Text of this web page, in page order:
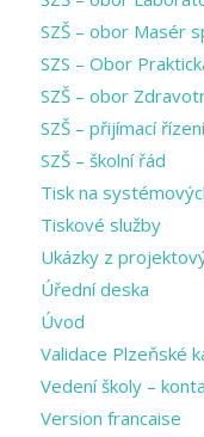
SZŠ – obor Masér
SZS – Obor
SZŠ – obor
SZŠ – přijímací řízení
SZŠ – školní řád
Tisk na
Tiskové služby
Ukázky z
Úřední deska
Úvod
Validace Plzeňské
Vedení školy –
Version francaise